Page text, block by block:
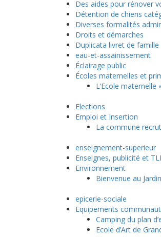
Des aides pour rénover
Détention de chiens
Diverses formalités
Droits et démarches
Duplicata livret de famille
eau-et-assainissement
Éclairage public
Écoles maternelles et
L’Ecole maternelle
Elections
Emploi et Insertion
La commune
enseignement-superieur
Enseignes, publicité et
Environnement
Bienvenue au
epicerie-sociale
Equipements
Camping du plan
Ecole d’Art de